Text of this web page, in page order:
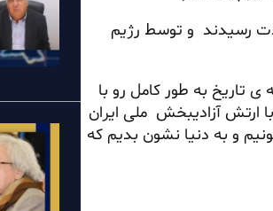
رسیدند و توسط رژیم
به طور کامل رو با
ارتش آزادیبخش ملی ایران
و به دنیا نشون بدیم که